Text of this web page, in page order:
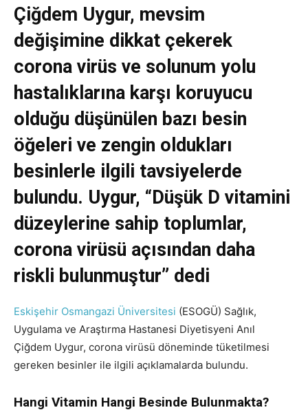
Çiğdem Uygur, mevsim
değişimine dikkat çekerek
corona virüs ve solunum yolu
hastalıklarına karşı koruyucu
olduğu düşünülen bazı besin
öğeleri ve zengin oldukları
besinlerle ilgili tavsiyelerde
bulundu. Uygur, “Düşük D vitamini
düzeylerine sahip toplumlar,
corona virüsü açısından daha
riskli bulunmuştur” dedi
Eskişehir Osmangazi Üniversitesi (ESOGÜ) Sağlık,
Uygulama ve Araştırma Hastanesi Diyetisyeni Anıl
Çiğdem Uygur, corona virüsü döneminde tüketilmesi
gereken besinler ile ilgili açıklamalarda bulundu.
Hangi Vitamin Hangi Besinde Bulunmakta?